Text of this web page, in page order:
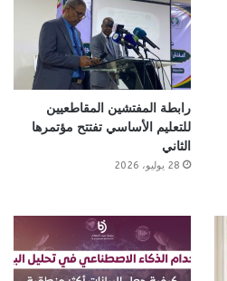
رابطة المفتشين المقاطعيين
للتعليم الأساسي تفتتح مؤتمرها
الثاني
28 يوليو، 2026